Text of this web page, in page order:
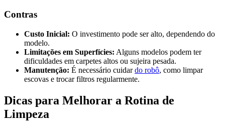
Contras
Custo Inicial: O investimento pode ser alto, dependendo do
modelo.
Limitações em Superfícies: Alguns modelos podem ter
dificuldades em carpetes altos ou sujeira pesada.
Manutenção: É necessário cuidardo robô, como limpar
escovas e trocar filtros regularmente.
Dicas para Melhorar a Rotina de
Limpeza